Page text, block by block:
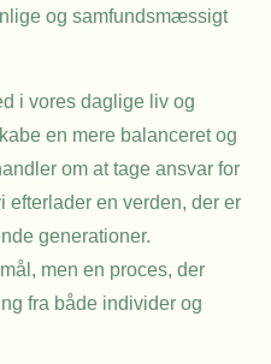
og samfundsmæssigt
i vores daglige liv og
en mere balanceret og
om at tage ansvar for
efterlader en verden, der er
generationer.
men en proces, der
fra både individer og